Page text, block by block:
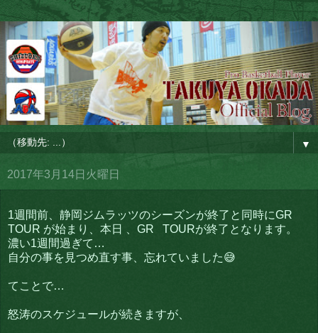
▼
2017年3月14日火曜日
1週間前、静岡ジムラッツのシーズンが終了と同時にGR
TOUR が始まり、本日 、GR TOURが終了となります。
濃い1週間過ぎて…
自分の事を見つめ直す事、忘れていました😅
てことで…
怒涛のスケジュールが続きますが、